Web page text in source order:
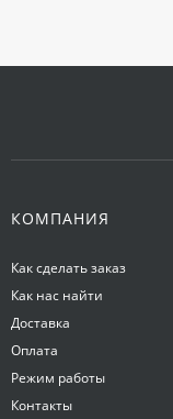
КОМПАНИЯ
Как сделать заказ
Как нас найти
Доставка
Оплата
Режим работы
Контакты